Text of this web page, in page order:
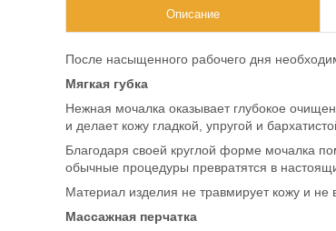
Описание
После насыщенного рабочего дня
Мягкая губка
Нежная мочалка оказывает глубокое
и делает кожу гладкой, упругой и
Благодаря своей круглой форме мочалка
обычные процедуры превратятся в
Материал изделия не травмирует кожу и не
Массажная перчатка